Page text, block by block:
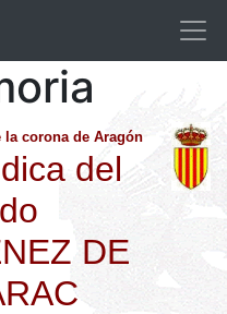
la corona de Aragón
del
DE